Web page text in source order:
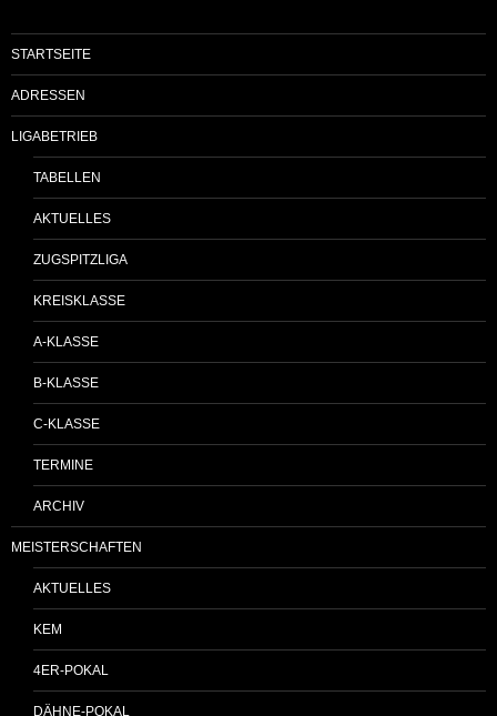
STARTSEITE
ADRESSEN
LIGABETRIEB
TABELLEN
AKTUELLES
ZUGSPITZLIGA
KREISKLASSE
A-KLASSE
B-KLASSE
C-KLASSE
TERMINE
ARCHIV
MEISTERSCHAFTEN
AKTUELLES
KEM
4ER-POKAL
DÄHNE-POKAL